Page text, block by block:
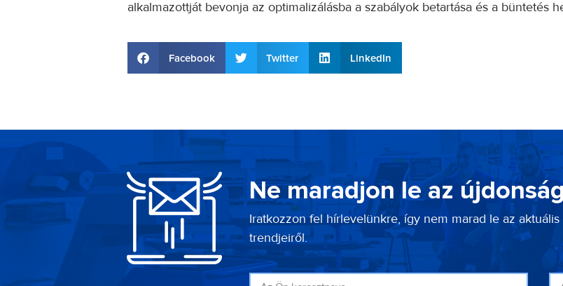
alkalmazottját bevonja az optimalizálásba a szabályok betartása és a büntetés
Facebook Twitter LinkedIn
Ne maradjon le az
Iratkozzon fel hírlevelünkre, így nem marad le az
trendjeiről.